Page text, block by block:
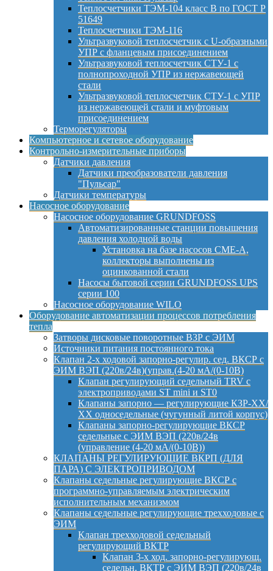
Теплосчетчики ТЭМ-104 класс B по ГОСТ Р
51649
Теплосчетчики ТЭМ-116
Ультразвуковой теплосчетчик с U-образными
УПР с фланцевым присоединением
Ультразвуковой теплосчетчик СТУ-1 с
полнопроходной УПР из нержавеющей
стали
Ультразвуковой теплосчетчик СТУ-1 с УПР
из нержавеющей стали и муфтовым
присоединением
Терморегуляторы
Компьютерное и сетевое оборудование
Контрольно-измерительные приборы
Датчики давления
Датчики преобразователи давления
"Пульсар"
Датчики температуры
Насосное оборудование
Насосное оборудование GRUNDFOSS
Автоматизированные станции повышения
давления холодной воды
Установка на базе насосов CME-A,
коллекторы выполнены из
оцинкованной стали
Насосы бытовой серии GRUNDFOSS UPS
серии 100
Насосное оборудование WILO
Оборудование автоматизации процессов потребления
тепла
Затворы дисковые поворотные ВЗР с ЭИМ
Источники питания постоянного тока
Клапан 2-х ходовой запорно-регулир. сед. ВКСР с
ЭИМ ВЭП (220в/24в)(управ.(4-20 мА/(0-10В)
Клапан регулирующий седельный TRV с
электроприводами ST mini и ST0
Клапаны запорно — регулирующие КЗР-ХХ/
ХХ односедельные (чугунный литой корпус)
Клапаны запорно-регулирующие ВКСР
седельные с ЭИМ ВЭП (220в/24в
(управление (4-20 мА/(0-10В))
КЛАПАНЫ РЕГУЛИРУЮЩИЕ ВКРП (ДЛЯ
ПАРА) С ЭЛЕКТРОПРИВОДОМ
Клапаны седельные регулирующие ВКСР с
программно-управляемым электрическим
исполнительным механизмом
Клапаны седельные регулирующие трехходовые с
ЭИМ
Клапан трехходовой седельный
регулирующий ВКТР
Клапан 3-х ход. запорно-регулирующ.
седельн. ВКТР с ЭИМ ВЭП (220в/24в